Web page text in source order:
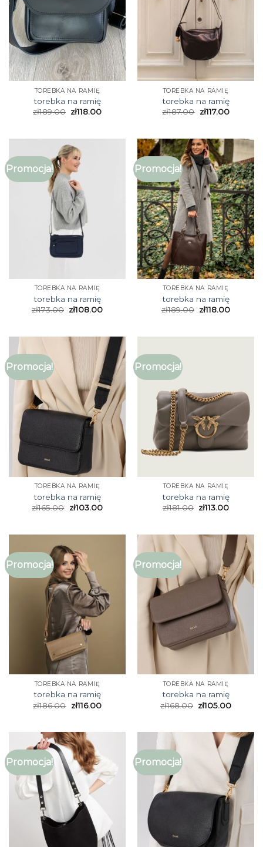
TOREBKA NA RAMIĘ
torebka na ramię
zł189.00 zł118.00
TOREBKA NA RAMIĘ
torebka na ramię
zł187.00 zł117.00
Promocja!
TOREBKA NA RAMIĘ
torebka na ramię
zł173.00 zł108.00
Promocja!
TOREBKA NA RAMIĘ
torebka na ramię
zł189.00 zł118.00
Promocja!
TOREBKA NA RAMIĘ
torebka na ramię
zł165.00 zł103.00
Promocja!
TOREBKA NA RAMIĘ
torebka na ramię
zł181.00 zł113.00
Promocja!
TOREBKA NA RAMIĘ
torebka na ramię
zł186.00 zł116.00
Promocja!
TOREBKA NA RAMIĘ
torebka na ramię
zł168.00 zł105.00
Promocja! Promocja!